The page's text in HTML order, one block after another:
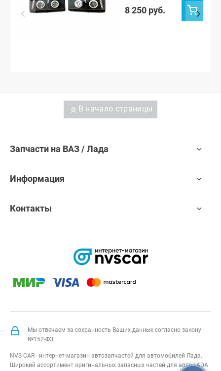
2107 (комплект)
8 250 руб.
В начало страницы
Запчасти на ВАЗ / Лада
Информация
Контакты
Мы отвечаем за сохранность Ваших данных согласно закону
№152-ФЗ:
NVS-CAR - интернет-магазин автозапчастей для автомобилей Лада.
Широкий ассортимент оригинальных запасных частей для авто LADA